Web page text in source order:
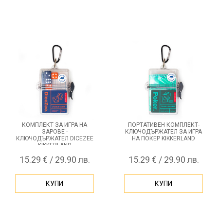
КОМПЛЕКТ ЗА ИГРА НА
ЗАРОВЕ -
КЛЮЧОДЪРЖАТЕЛ DICEZEE
KIKKERLAND
15.29 € / 29.90 лв.
КУПИ
ПОРТАТИВЕН КОМПЛЕКТ-
КЛЮЧОДЪРЖАТЕЛ ЗА ИГРА
НА ПОКЕР KIKKERLAND
15.29 € / 29.90 лв.
КУПИ